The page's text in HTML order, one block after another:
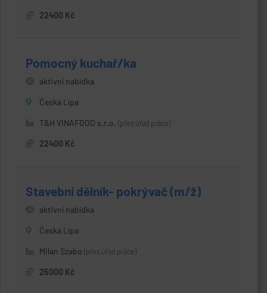
22400 Kč
Pomocný kuchař/ka
aktivní nabídka
Česká Lípa
T&H VINAFOOD s.r.o. (přes úřad práce)
22400 Kč
Stavební dělník- pokrývač (m/ž)
aktivní nabídka
Česká Lípa
Milan Szabo (přes úřad práce)
25000 Kč